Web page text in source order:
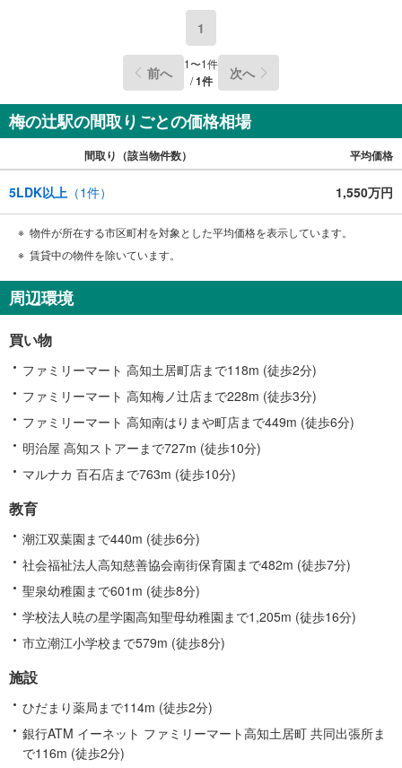
1
前へ 1〜1件
/1件 次へ
梅の辻駅の間取りごとの価格相場
間取り（該当物件数） 平均価格
5LDK以上 （1件） 1,550万円
物件が所在する市区町村を対象とした平均価格を表示しています。
賃貸中の物件を除いています。
周辺環境
買い物
ファミリーマート 高知土居町店まで118m (徒歩2分)
ファミリーマート 高知梅ノ辻店まで228m (徒歩3分)
ファミリーマート 高知南はりまや町店まで449m (徒歩6分)
明治屋 高知ストアーまで727m (徒歩10分)
マルナカ 百石店まで763m (徒歩10分)
教育
潮江双葉園まで440m (徒歩6分)
社会福祉法人高知慈善協会南街保育園まで482m (徒歩7分)
聖泉幼稚園まで601m (徒歩8分)
学校法人暁の星学園高知聖母幼稚園まで1,205m (徒歩16分)
市立潮江小学校まで579m (徒歩8分)
施設
ひだまり薬局まで114m (徒歩2分)
銀行ATM イーネット ファミリーマート高知土居町 共同出張所ま
で116m (徒歩2分)